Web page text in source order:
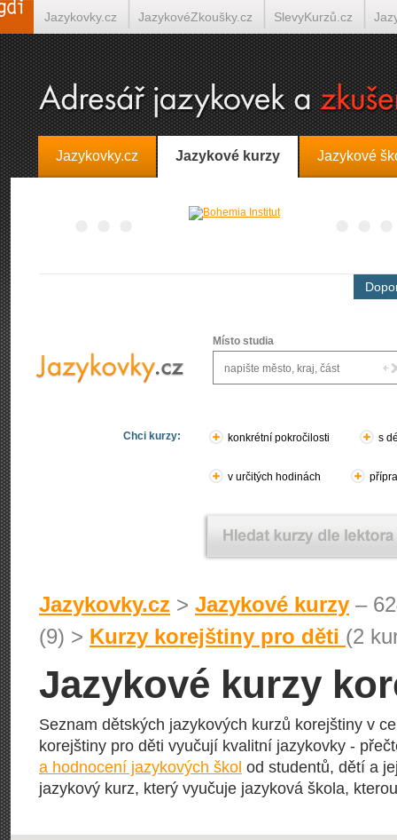
Jazykovky.cz Jazykové kurzy Jazykové
Místo studia
Chci kurzy: konkrétní pokročilosti s
v určitých hodinách
Jazykovky.cz > Jazykové kurzy –
(9) > Kurzy korejštiny pro děti (2
Jazykové kurzy
Seznam dětských jazykových kurzů korejštiny v
korejštiny pro děti vyučují kvalitní jazykovky -
a hodnocení jazykových škol od studentů, dětí a
jazykový kurz, který vyučuje jazyková škola,
Jazykovky.cz JazykovéZkoušky.cz SlevyKurzů.cz
Španělština on-line Italština on-line Tlumočení-